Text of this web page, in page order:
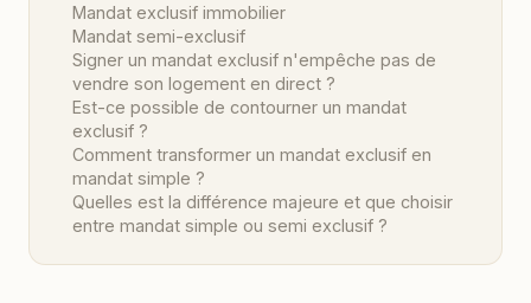
Mandat exclusif immobilier
Mandat semi-exclusif
Signer un mandat exclusif n'empêche pas de
vendre son logement en direct ?
Est-ce possible de contourner un mandat
exclusif ?
Comment transformer un mandat exclusif en
mandat simple ?
Quelles est la différence majeure et que choisir
entre mandat simple ou semi exclusif ?